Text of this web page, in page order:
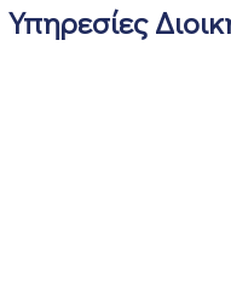
Υπηρεσίες